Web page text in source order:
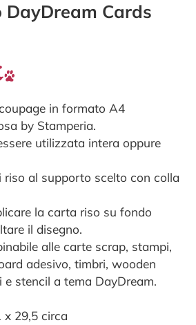
Cards
in formato A4
by Stamperia.
utilizzata intera oppure
riso al supporto scelto con colla
la carta riso su fondo
il disegno.
alle carte scrap, stampi,
adesivo, timbri, wooden
e stencil a tema DayDream.
x 29,5 circa